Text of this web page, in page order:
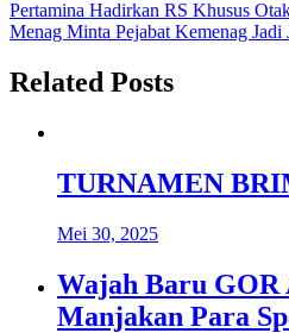
Navigasi
pos
Pertamina Hadirkan RS Khusus
Menag Minta Pejabat Kemenag
Related Posts
TURNAMEN
Mei 30, 2025
Wajah Baru GOR
Manjakan Para